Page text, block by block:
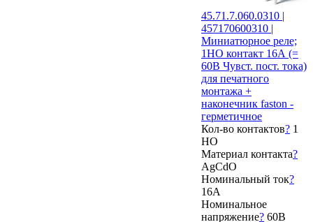
45.71.7.060.0310 |
457170600310 |
Миниатюрное реле;
1НО контакт 16А (=
60В Чувст. пост. тока)
для печатного
монтажа +
наконечник faston -
герметичное
Кол-во контактов? 1
НО
Материал контакта?
AgCdO
Номинальный ток?
16А
Номинальное
напряжение? 60В